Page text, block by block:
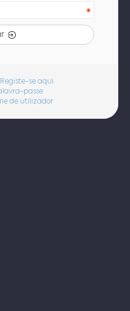
se aqui.
passe
de utilizador